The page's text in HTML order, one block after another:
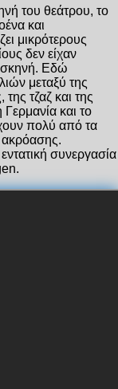
του θεάτρου, το
και
μικρότερους
δεν είχαν
σκηνή. Εδώ
μεταξύ της
τζαζ και της
και το
πολύ από τα
ακρόασης.
συνεργασία